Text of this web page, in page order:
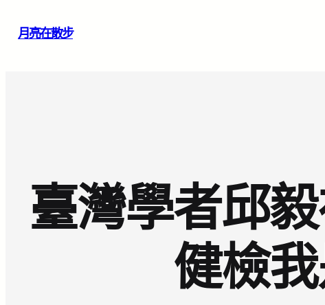
月亮在散步
臺灣學者邱
健檢